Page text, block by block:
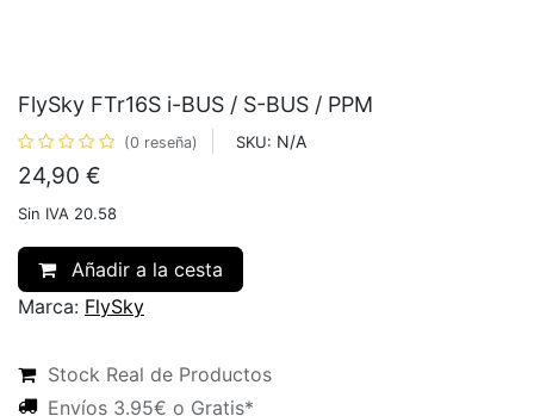
FlySky FTr16S i-BUS / S-BUS / PPM
(0 reseña) SKU: N/A
24,90 €
Sin IVA 20.58
Añadir a la cesta
Marca: FlySky
Stock Real de Productos
Envíos 3.95€ o Gratis*